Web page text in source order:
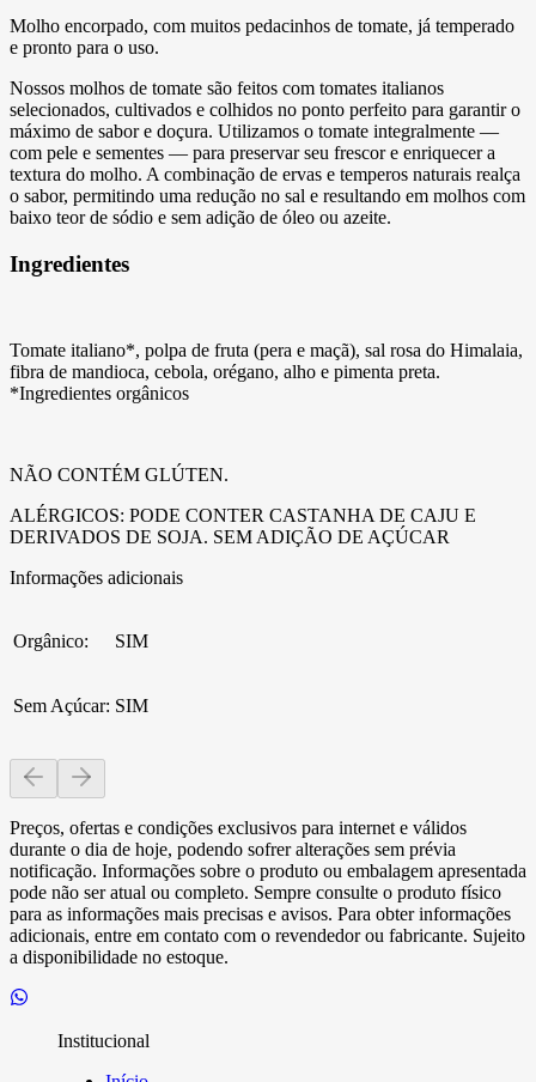
Molho encorpado, com muitos pedacinhos de tomate, já temperado
e pronto para o uso.
Nossos molhos de tomate são feitos com tomates italianos
selecionados, cultivados e colhidos no ponto perfeito para garantir o
máximo de sabor e doçura. Utilizamos o tomate integralmente —
com pele e sementes — para preservar seu frescor e enriquecer a
textura do molho. A combinação de ervas e temperos naturais realça
o sabor, permitindo uma redução no sal e resultando em molhos com
baixo teor de sódio e sem adição de óleo ou azeite.
Ingredientes
Tomate italiano*, polpa de fruta (pera e maçã), sal rosa do Himalaia,
fibra de mandioca, cebola, orégano, alho e pimenta preta.
*Ingredientes orgânicos
NÃO CONTÉM GLÚTEN.
ALÉRGICOS: PODE CONTER CASTANHA DE CAJU E
DERIVADOS DE SOJA. SEM ADIÇÃO DE AÇÚCAR
Informações adicionais
Orgânico: SIM
Sem Açúcar: SIM
Preços, ofertas e condições exclusivos para internet e válidos
durante o dia de hoje, podendo sofrer alterações sem prévia
notificação. Informações sobre o produto ou embalagem apresentada
pode não ser atual ou completo. Sempre consulte o produto físico
para as informações mais precisas e avisos. Para obter informações
adicionais, entre em contato com o revendedor ou fabricante. Sujeito
a disponibilidade no estoque.
Institucional